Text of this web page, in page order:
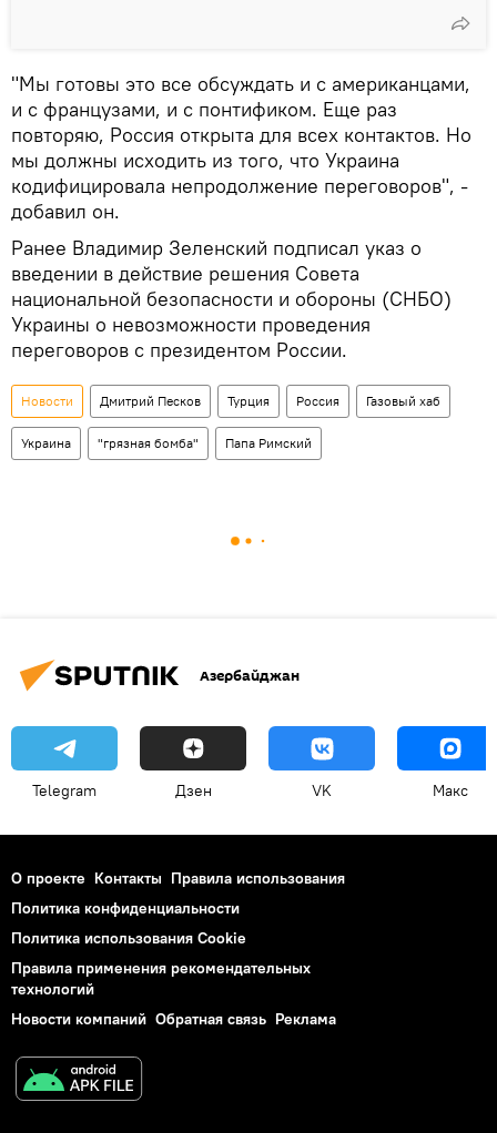
"Мы готовы это все обсуждать и с американцами,
и с французами, и с понтификом. Еще раз
повторяю, Россия открыта для всех контактов. Но
мы должны исходить из того, что Украина
кодифицировала непродолжение переговоров", -
добавил он.
Ранее Владимир Зеленский подписал указ о
введении в действие решения Совета
национальной безопасности и обороны (СНБО)
Украины о невозможности проведения
переговоров с президентом России.
Новости Дмитрий Песков Турция Россия Газовый хаб
Украина "грязная бомба" Папа Римский
Азербайджан
Telegram Дзен VK Макс
О проекте Контакты Правила использования
Политика конфиденциальности
Политика использования Cookie
Правила применения рекомендательных
технологий
Новости компаний Обратная связь Реклама